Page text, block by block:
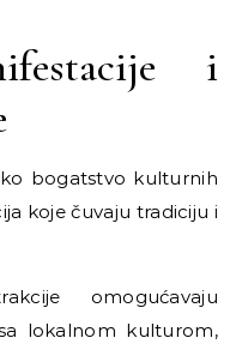
i
bogatstvo kulturnih
koje čuvaju tradiciju i
omogućavaju
lokalnom kulturom,